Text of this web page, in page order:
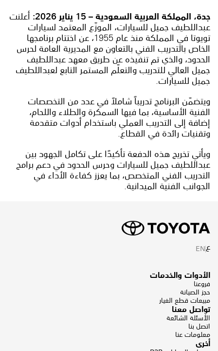
جدة، المملكة العربية السعودية –
أعلنت
عبداللطيف جميل للسيارات، الموزّع المعتمد لسيارات
تويوتا في المملكة منذ عام 1955، عن اختتام برنامجها
الخاص بالتدريب الفني بالتعاون مع المديرية العامة لحرس
الحدود، والذي تم تنفيذه عن طريق معهد عبداللطيف
جميل العالي للتدريب والتعلّم المستمر التابع لعبداللطيف
جميل للسيارات.
ويتضمّن البرنامج تدريباً شاملاً في عدد من التخصصات
الفنية الأساسية، بما فيها السمكرة والطلاء واللحام،
إضافة إلى التدريب العملي باستخدام أدوات متقدمة
وتقنيات رائدة في القطاع.
ويأتي تخريج هذه الدفعة تأكيدًا على تكامل الجهود بين
عبداللطيف جميل للسيارات وحرس الحدود في دعم برامج
التدريب الفني المتخصص، بما يعزز كفاءة الأداء في
الجوانب الفنية الميدانية.
عEN
الأدوات والخدمات
فروعنا
حجز الصيانة
مبيعات قطع الغيار
تواصل معنا
الأسئلة الشائعة
اتصل بنا
معلومات عنا
أخرى